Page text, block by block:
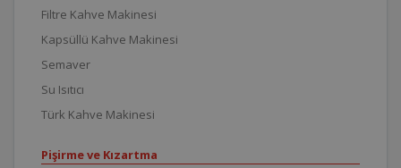
Filtre Kahve Makinesi
Kapsüllü Kahve Makinesi
Semaver
Su Isıtıcı
Türk Kahve Makinesi
Pişirme ve Kızartma